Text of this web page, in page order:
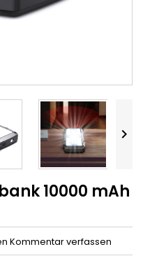

10000 mAh
Kommentar verfassen